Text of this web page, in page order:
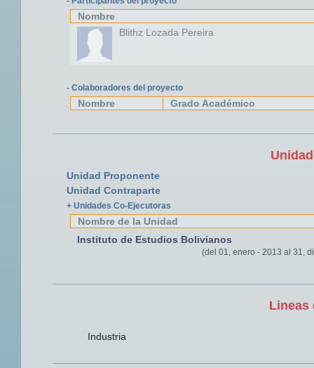
Nombre
Blithz Lozada Pereira
- Colaboradores del proyecto
Nombre Grado Académico
Unidad Proponente
Unidad Contraparte
+ Unidades Co-Ejecutoras
Nombre de la Unidad
Instituto de Estudios Bolivianos
(del 01, enero - 2013 al 31,
Lineas
Industria